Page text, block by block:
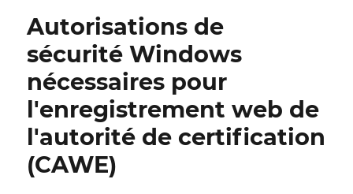
Zertifikats
die
Zertifizierungsstellen-
Webregistrierung
(CAWE)
fehl
Autorisations de
sécurité Windows
nécessaires pour
l'enregistrement web de
l'autorité de certification
(CAWE)